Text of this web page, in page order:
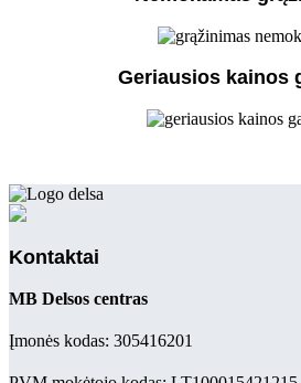
Geriausios kainos
Kontaktai
MB Delsos centras
Įmonės kodas: 305416201